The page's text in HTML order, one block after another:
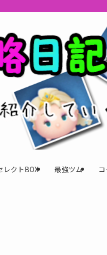
提供しビンゴのおすすめツム
レクトBOX 最強ツム